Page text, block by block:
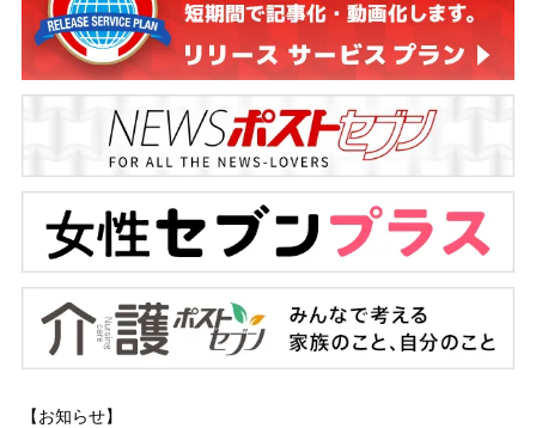
【お知らせ】